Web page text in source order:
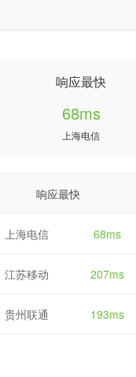
响应最快
68ms
上海电信
响应最快
上海电信 68ms
江苏移动 207ms
贵州联通 193ms